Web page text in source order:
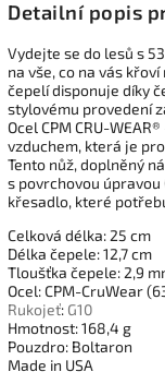
Detailní popis
Vydejte se do lesů s
na vše, co na vás
čepelí disponuje díky
stylovému provedení
Ocel CPM CRU-
vzduchem, která je
Tento nůž, doplněný
s povrchovou
křesadlo, které
Celková délka: 25 cm
Délka čepele: 12,7 cm
Tloušťka čepele: 2,9
Ocel: CPM-CruWear
Rukojeť: G10
Hmotnost: 168,4 g
Pouzdro: Boltaron
Made in USA